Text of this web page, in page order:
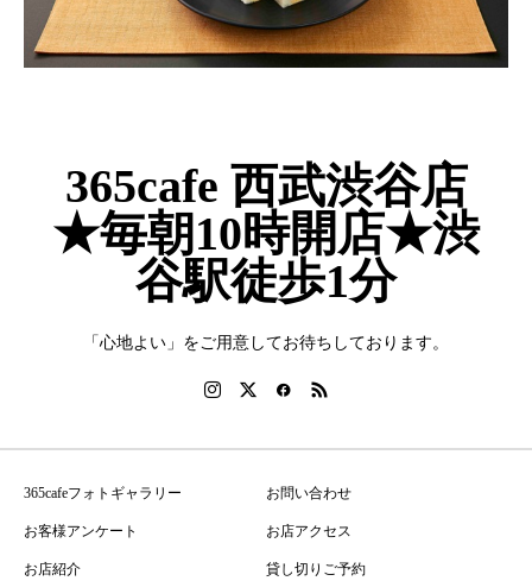
365cafe 西武渋谷店
★毎朝10時開店★渋
谷駅徒歩1分
「心地よい」をご用意してお待ちしております。
365cafeフォトギャラリー お問い合わせ
お客様アンケート お店アクセス
お店紹介 貸し切りご予約